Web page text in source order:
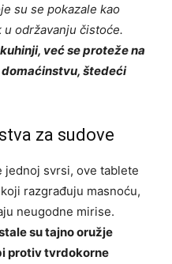
su se pokazale kao
održavanju čistoće.
već se proteže na
štedeći
za sudove
jednoj svrsi, ove tablete
razgrađuju masnoću,
neugodne mirise.
su tajno oružje
protiv tvrdokorne